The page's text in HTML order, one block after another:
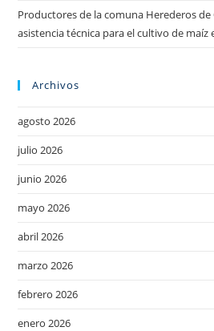
Productores de la comuna Herederos de
asistencia técnica para el cultivo de maíz
Archivos
agosto 2026
julio 2026
junio 2026
mayo 2026
abril 2026
marzo 2026
febrero 2026
enero 2026